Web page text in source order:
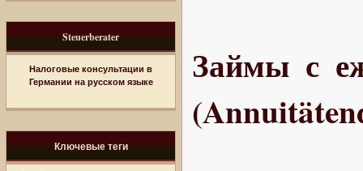
Steuerberater
Налоговые консультации в
Германии на русском языке
Ключевые теги
Займы с